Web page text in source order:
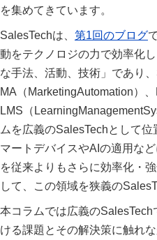
を集めてきています。
SalesTechは、 第1回のブログ
動をテクノロジの力で効率化
な手法、活動、技術」であり、
MA（MarketingAutomation）
LMS（
ムを広義のSalesTechとして
マートデバイスやAIの適用な
を従来よりもさらに効率化・
して、この領域を狭義の
本コラムでは広義の
ける課題とその解決策に触れ